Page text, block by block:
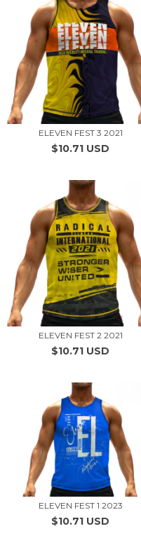
ELEVEN FEST 3 2021
$10.71 USD
ELEVEN FEST 2 2021
$10.71 USD
ELEVEN FEST 1 2023
$10.71 USD